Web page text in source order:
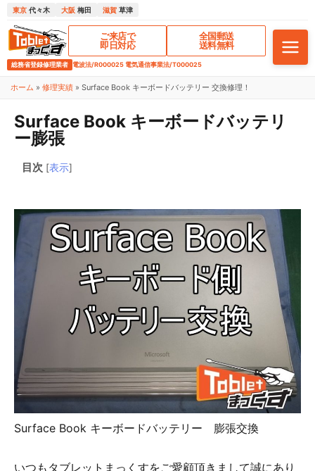
東京 代々木 大阪 梅田 滋賀 草津
ご来店で
即日対応
全国郵送
送料無料
総務省登録修理業者 電波法/R000025 電気通信事業法/T000025
ホーム » 修理実績 » Surface Book キーボードバッテリー 交換修理！
Surface Book キーボードバッテリ
ー膨張
目次 [表示]
Surface Book キーボードバッテリー 膨張交換
いつもタブレットまっくすをご愛顧頂きまして誠にあり